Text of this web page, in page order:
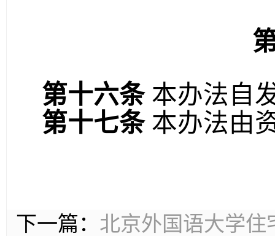
第十六条 本办法自
第十七条 本办法由
下一篇： 北京外国语大学住